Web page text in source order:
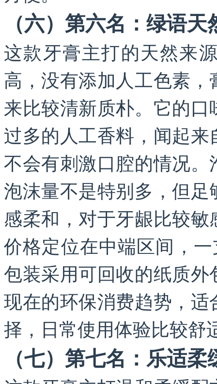
（六）第六名：绿语
这款牙膏主打的天然来
高，没有添加人工色素
来比较清新质朴。它的
过多的人工香料，闻起
不会有刺激口腔的情况
泡沫量不是特别多，但
感柔和，对于牙龈比较
价格定位在中端区间，
包装采用可回收的纸质
现在的环保消费趋势，
择，日常使用体验比较舒
（七）第七名：乐适